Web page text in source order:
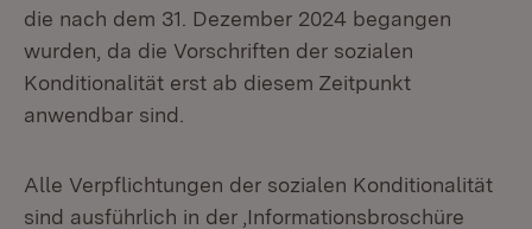
die nach dem 31. Dezember 2024 begangen
wurden, da die Vorschriften der sozialen
Konditionalität erst ab diesem Zeitpunkt
anwendbar sind.
Alle Verpflichtungen der sozialen Konditionalität
sind ausführlich in der ,Informationsbroschüre